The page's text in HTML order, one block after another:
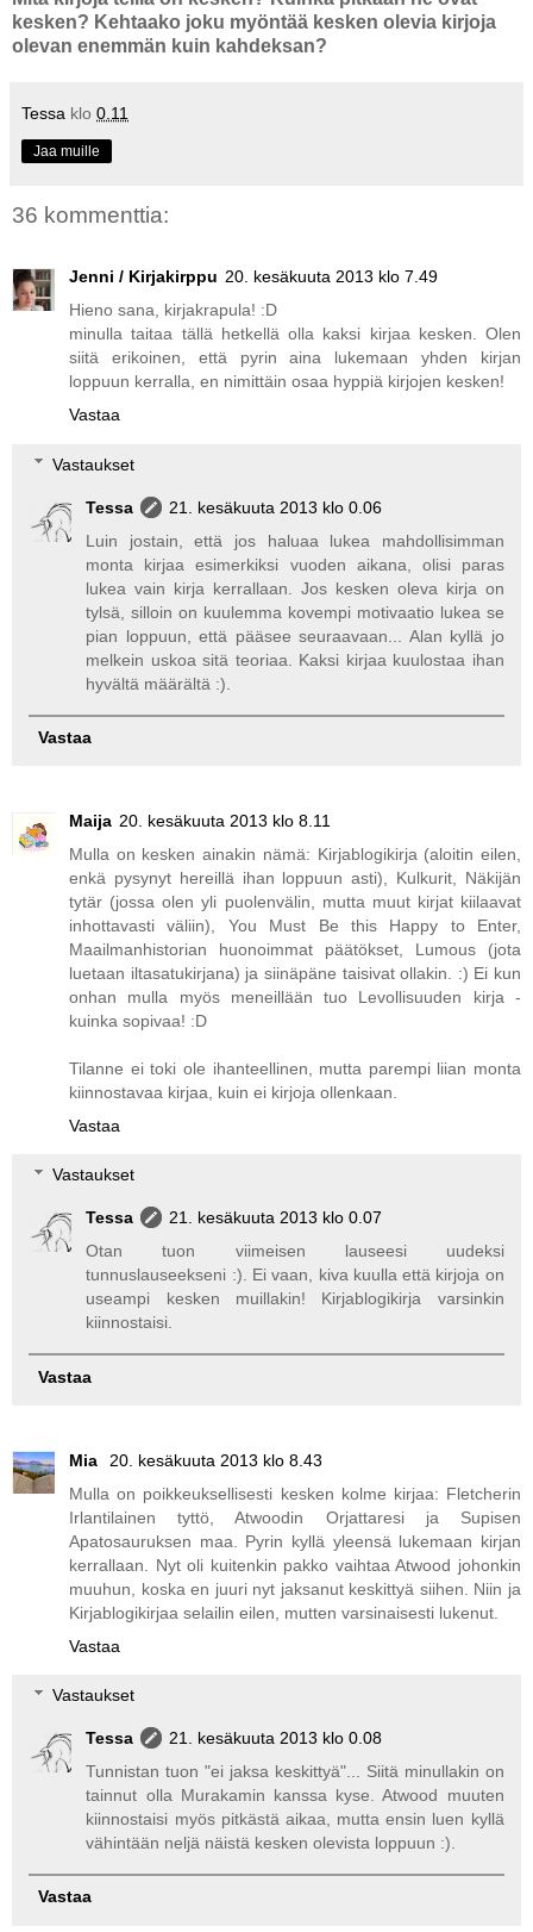
kesken? Kehtaako joku myöntää kesken olevia kirjoja
olevan enemmän kuin kahdeksan?
Tessa klo 0.11
Jaa muille
36 kommenttia:
Jenni / Kirjakirppu 20. kesäkuuta 2013 klo 7.49
Hieno sana, kirjakrapula! :D
minulla taitaa tällä hetkellä olla kaksi kirjaa kesken. Olen
siitä erikoinen, että pyrin aina lukemaan yhden kirjan
loppuun kerralla, en nimittäin osaa hyppiä kirjojen kesken!
Vastaa
Vastaukset
Tessa
21. kesäkuuta 2013 klo 0.06
Luin jostain, että jos haluaa lukea mahdollisimman
monta kirjaa esimerkiksi vuoden aikana, olisi paras
lukea vain kirja kerrallaan. Jos kesken oleva kirja on
tylsä, silloin on kuulemma kovempi motivaatio lukea se
pian loppuun, että pääsee seuraavaan... Alan kyllä jo
melkein uskoa sitä teoriaa. Kaksi kirjaa kuulostaa ihan
hyvältä määrältä :).
Vastaa
Maija 20. kesäkuuta 2013 klo 8.11
Mulla on kesken ainakin nämä: Kirjablogikirja (aloitin eilen,
enkä pysynyt hereillä ihan loppuun asti), Kulkurit, Näkijän
tytär (jossa olen yli puolenvälin, mutta muut kirjat kiilaavat
inhottavasti väliin), You Must Be this Happy to Enter,
Maailmanhistorian huonoimmat päätökset, Lumous (jota
luetaan iltasatukirjana) ja siinäpäne taisivat ollakin. :) Ei kun
onhan mulla myös meneillään tuo Levollisuuden kirja -
kuinka sopivaa! :D
Tilanne ei toki ole ihanteellinen, mutta parempi liian monta
kiinnostavaa kirjaa, kuin ei kirjoja ollenkaan.
Vastaa
Vastaukset
Tessa
21. kesäkuuta 2013 klo 0.07
Otan tuon viimeisen lauseesi uudeksi
tunnuslauseekseni :). Ei vaan, kiva kuulla että kirjoja on
useampi kesken muillakin! Kirjablogikirja varsinkin
kiinnostaisi.
Vastaa
Mia
20. kesäkuuta 2013 klo 8.43
Mulla on poikkeuksellisesti kesken kolme kirjaa: Fletcherin
Irlantilainen tyttö, Atwoodin Orjattaresi ja Supisen
Apatosauruksen maa. Pyrin kyllä yleensä lukemaan kirjan
kerrallaan. Nyt oli kuitenkin pakko vaihtaa Atwood johonkin
muuhun, koska en juuri nyt jaksanut keskittyä siihen. Niin ja
Kirjablogikirjaa selailin eilen, mutten varsinaisesti lukenut.
Vastaa
Vastaukset
Tessa
21. kesäkuuta 2013 klo 0.08
Tunnistan tuon "ei jaksa keskittyä"... Siitä minullakin on
tainnut olla Murakamin kanssa kyse. Atwood muuten
kiinnostaisi myös pitkästä aikaa, mutta ensin luen kyllä
vähintään neljä näistä kesken olevista loppuun :).
Vastaa